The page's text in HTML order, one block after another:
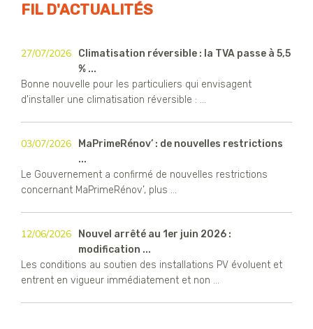
FIL D'ACTUALITÉS
27/07/2026
Climatisation réversible : la TVA passe à 5,5
% ...
Bonne nouvelle pour les particuliers qui envisagent
d'installer une climatisation réversible : ...
03/07/2026
MaPrimeRénov’ : de nouvelles restrictions
...
Le Gouvernement a confirmé de nouvelles restrictions
concernant MaPrimeRénov’, plus ...
12/06/2026
Nouvel arrêté au 1er juin 2026 :
modification ...
Les conditions au soutien des installations PV évoluent et
entrent en vigueur immédiatement et non ...